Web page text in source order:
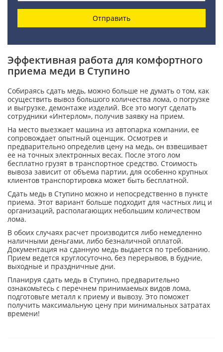
Отправить
Эффективная работа для комфортного
приема меди в Ступино
Собираясь сдать медь, можно больше не думать о том, как
осуществить вывоз большого количества лома, о погрузке
и выгрузке, демонтаже изделий. Все это могут сделать
сотрудники «Интерлом», получив заявку на прием.
На место выезжает машина из автопарка компании, ее
сопровождает опытный оценщик. Осмотрев и
предварительно определив цену на медь, он взвешивает
ее на точных электронных весах. После этого лом
бесплатно грузят в транспортное средство. Стоимость
вывоза зависит от объема партии, для особенно крупных
клиентов транспортировка может быть бесплатной.
Сдать медь в Ступино можно и непосредственно в пункте
приема. Этот вариант больше подходит для частных лиц и
организаций, располагающих небольшим количеством
лома.
В обоих случаях расчет производится либо немедленно
наличными деньгами, либо безналичной оплатой.
Документация на сданную медь выдается по требованию.
Прием ведется круглосуточно, без перерывов, в будние,
выходные и праздничные дни.
Планируя сдать медь в Ступино, предварительно
ознакомьтесь с перечнем принимаемых видов лома,
подготовьте металл к приему и вывозу. Это поможет
получить максимальную цену при минимальных затратах
времени!